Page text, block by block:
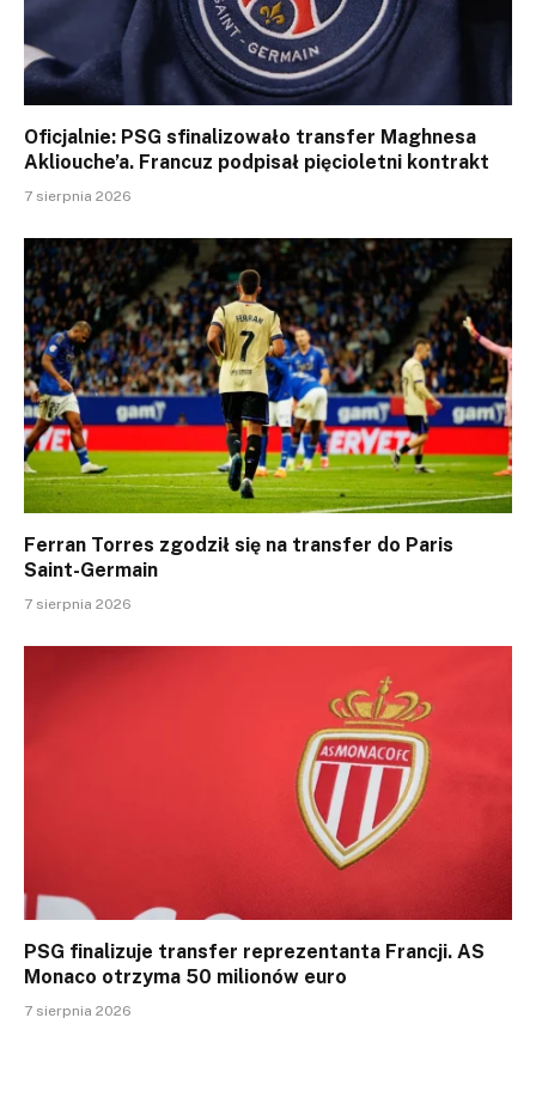
Oficjalnie: PSG sfinalizowało transfer Maghnesa
Akliouche’a. Francuz podpisał pięcioletni kontrakt
7 sierpnia 2026
Ferran Torres zgodził się na transfer do Paris
Saint-Germain
7 sierpnia 2026
PSG finalizuje transfer reprezentanta Francji. AS
Monaco otrzyma 50 milionów euro
7 sierpnia 2026